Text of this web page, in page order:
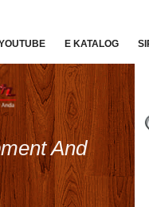
E KATALOG
And